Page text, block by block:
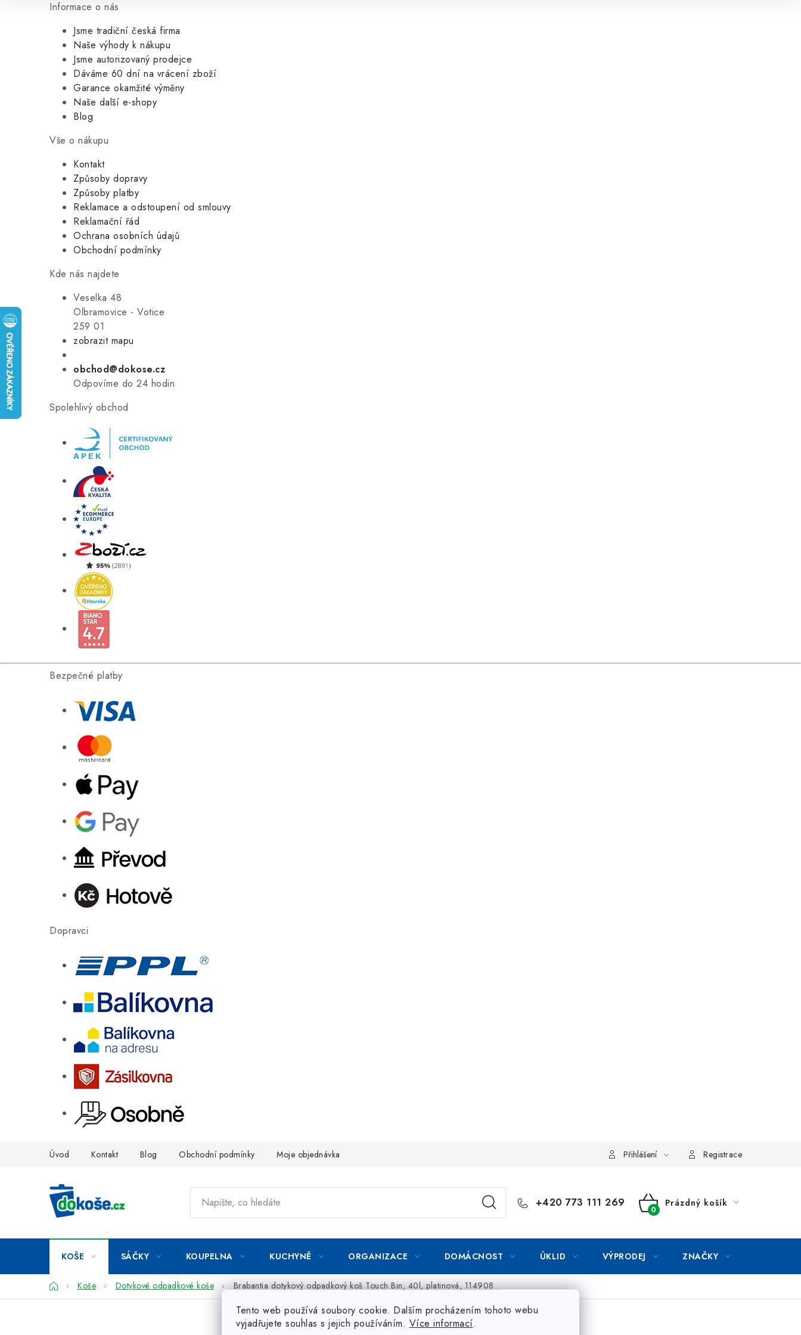
Informace o nás
Jsme tradiční česká firma
Naše výhody k nákupu
Jsme autorizovaný prodejce
Dáváme 60 dní na vrácení zboží
Garance okamžité výměny
Naše další e-shopy
Blog
Vše o nákupu
Kontakt
Způsoby dopravy
Způsoby platby
Reklamace a odstoupení od smlouvy
Reklamační řád
Ochrana osobních údajů
Obchodní podmínky
Kde nás najdete
Veselka 48
Olbramovice - Votice
259 01
zobrazit mapu
obchod@dokose.cz
Odpovíme do 24 hodin
Spolehlivý obchod
Bezpečné platby
Dopravci
Tento web používá soubory cookie. Dalším procházením tohoto webu
vyjadřujete souhlas s jejich používáním. Více informací.
Úvod Kontakt Blog Obchodní podmínky Moje objednávka Přihlášení Registrace
+420 773 111 269
NÁKUPNÍ
Prázdný košík
KOŠE SÁČKY KOUPELNA KUCHYNĚ ORGANIZACE DOMÁCNOST ÚKLID VÝPRODEJ ZNAČKY
DomůKoše Dotykové odpadkové koše Brabantia dotykový odpadkový koš Touch Bin, 40l, platinová, 114908